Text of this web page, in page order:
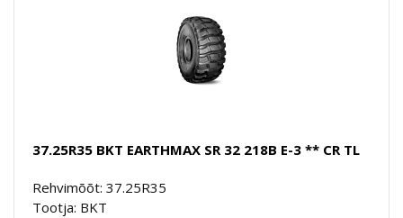
37.25R35 BKT EARTHMAX SR 32 218B E-3 ** CR TL
Rehvimõõt: 37.25R35
Tootja: BKT